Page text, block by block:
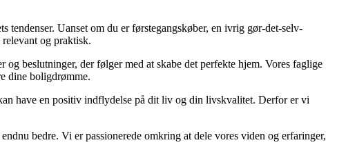
Uanset om du er førstegangskøber, en ivrig gør-det-selv-
og praktisk.
beslutninger, der følger med at skabe det perfekte hjem. Vores faglige
dine boligdrømme.
have en positiv indflydelse på dit liv og din livskvalitet. Derfor er vi
bedre. Vi er passionerede omkring at dele vores viden og erfaringer,